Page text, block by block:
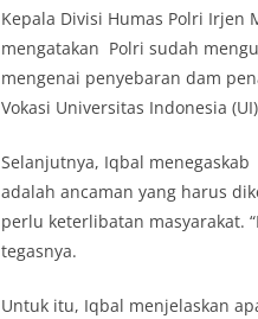
Kepala Divisi Humas Polri Irjen
mengatakan Polri sudah
mengenai penyebaran dam
Vokasi Universitas Indonesia
Selanjutnya, Iqbal
adalah ancaman yang harus
perlu keterlibatan masyarakat.
tegasnya.
Untuk itu, Iqbal menjelaskan